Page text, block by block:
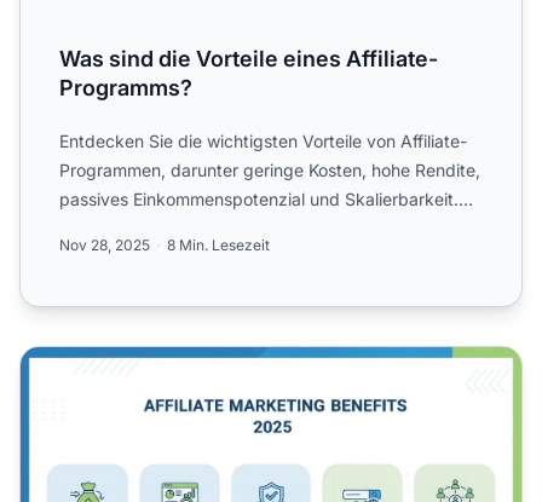
Was sind die Vorteile eines Affiliate-
Programms?
Entdecken Sie die wichtigsten Vorteile von Affiliate-
Programmen, darunter geringe Kosten, hohe Rendite,
passives Einkommenspotenzial und Skalierbarkeit.
Nov 28, 2025 8 Min. Lesezeit
Vorteile des Affiliate-Marketings im Jahr 2025